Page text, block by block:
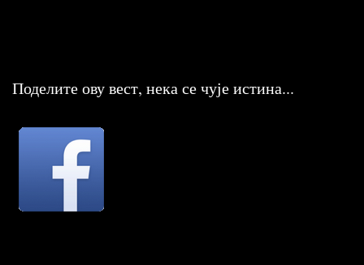
Поделите ову вест, нека се чује истина...